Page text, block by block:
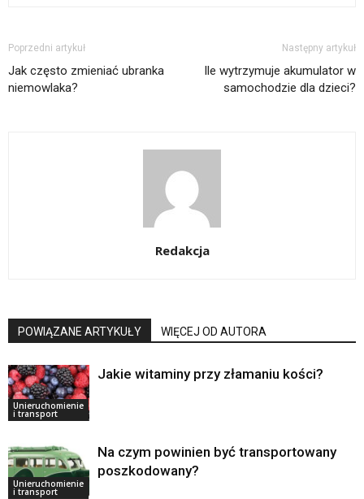
Poprzedni artykuł
Jak często zmieniać ubranka
niemowlaka?
Następny artykuł
Ile wytrzymuje akumulator w
samochodzie dla dzieci?
Redakcja
POWIĄZANE ARTYKUŁY WIĘCEJ OD AUTORA
Unieruchomienie
i transport
Jakie witaminy przy złamaniu kości?
Unieruchomienie
i transport
Na czym powinien być transportowany
poszkodowany?